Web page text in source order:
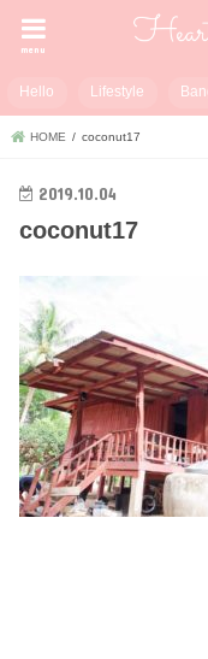
menu
Hello Lifestyle
HOME coconut17
2019.10.04
coconut17